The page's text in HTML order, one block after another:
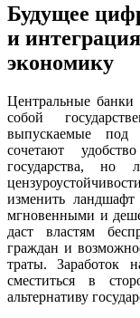
Будущее
и
экономику
Центральные
собой
выпускаемые под
сочетают
государства, но
изменить
мгновенными и
даст властям
граждан и
траты. Заработок
сместиться в
альтернативу